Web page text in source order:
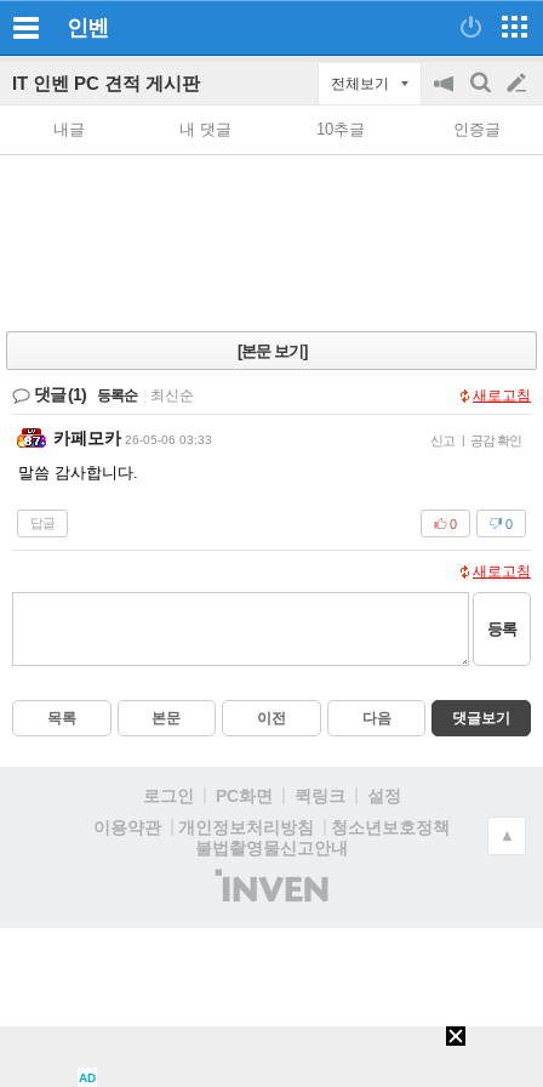
인벤
IT 인벤 PC 견적 게시판 전체보기
공
on/off
검
색
글
쓰
내글 내 댓글 10추글 인증글
[본문 보기]
댓글(1) 등록순 최신순 새로고침
카페모카 26-05-06 03:33 신고 | 공감 확인
말씀 감사합니다.
답글 0
0
새로고침
등록
목록 본문 이전 다음 댓글보기
로그인 PC화면 퀵링크
설정
이용약관
개인정보처리방침
청소년보호정책
불법촬영물신고안내
(주)
인
▲
AD